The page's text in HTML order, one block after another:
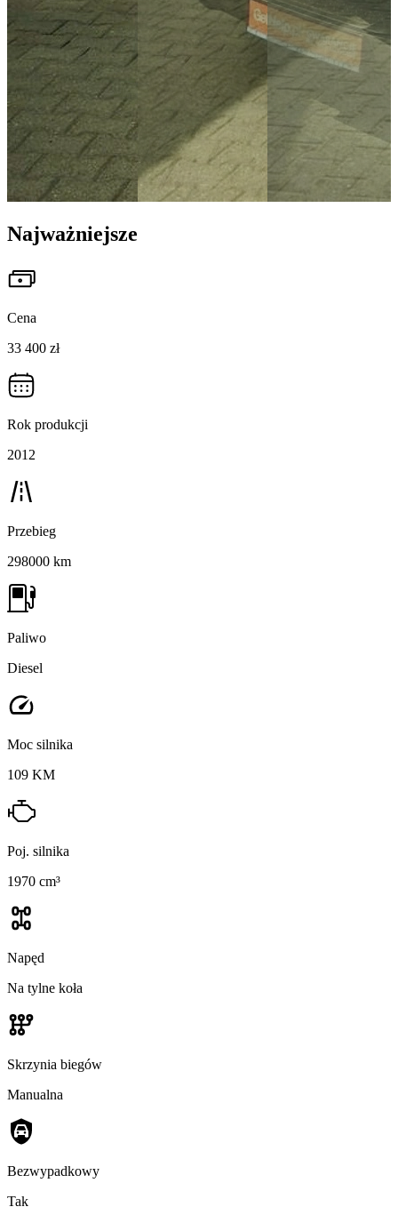
Najważniejsze
Cena
33 400 zł
Rok produkcji
2012
Przebieg
298000 km
Paliwo
Diesel
Moc silnika
109 KM
Poj. silnika
1970 cm³
Napęd
Na tylne koła
Skrzynia biegów
Manualna
Bezwypadkowy
Tak